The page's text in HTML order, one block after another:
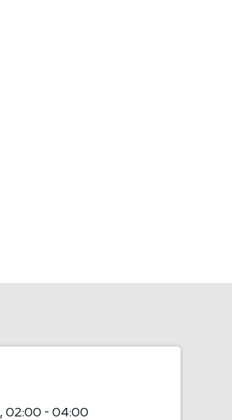
02:00 - 04:00